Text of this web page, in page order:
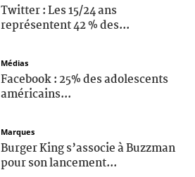
Twitter : Les 15/24 ans
représentent 42 % des...
Médias
Facebook : 25% des adolescents
américains...
Marques
Burger King s’associe à Buzzman
pour son lancement...